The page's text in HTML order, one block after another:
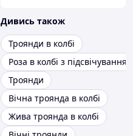
Дивись також
Троянди в колбі
Роза в колбі з підсвічуванням
Троянди
Вічна троянда в колбі
Жива троянда в колбі